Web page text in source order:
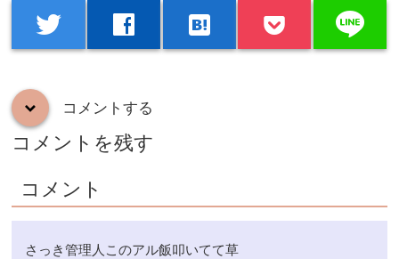
twitter facebook hatenabookmark line
down コメントする
コメントを残す
コメント
さっき管理人このアル飯叩いてて草